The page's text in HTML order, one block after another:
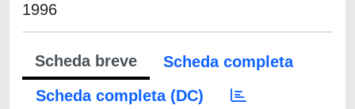
1996
Scheda breve
Scheda completa
Scheda completa (DC)